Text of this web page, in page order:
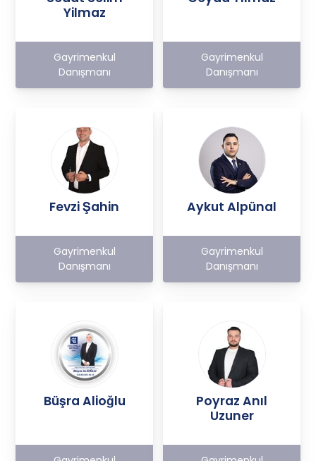
Yilmaz
Gayrimenkul
Danışmanı
Gayrimenkul
Danışmanı
Fevzi Şahin
Gayrimenkul
Danışmanı
Aykut Alpünal
Gayrimenkul
Danışmanı
Büşra Alioğlu
Poyraz Anıl
Uzuner